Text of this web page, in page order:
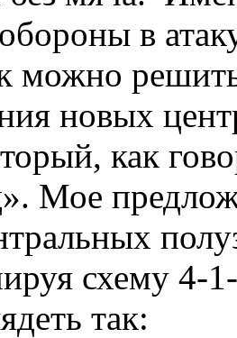
в
можно
новых
как
Мое
схему 4-
так: